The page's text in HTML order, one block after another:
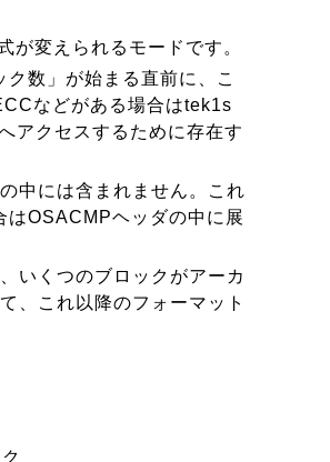
が変えられるモードです。
数」が始まる直前に、こ
などがある場合はtek1s
アクセスするために存在す
中には含まれません。これ
はOSACMPヘッダの中に展
いくつのブロックがアーカ
、これ以降のフォーマット